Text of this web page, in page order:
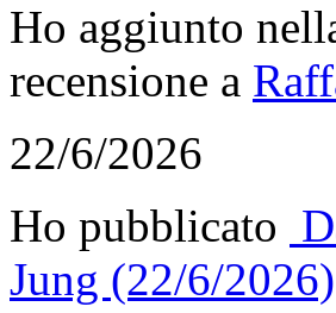
Ho aggiunto
recensione a
22/6/2026
Ho pubblicato
Jung (22/6/2026)